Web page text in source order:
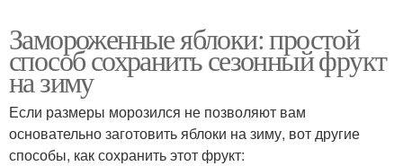
Замороженные яблоки: простой
способ сохранить сезонный фрукт
на зиму
Если размеры морозился не позволяют вам
основательно заготовить яблоки на зиму, вот другие
способы, как сохранить этот фрукт: